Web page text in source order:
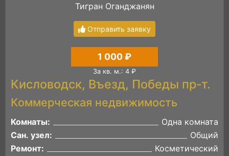
Тигран Оганджанян
Отправить заявку
1 000 ₽
За кв. м.: 4 ₽
Кисловодск, Въезд, Победы пр-т.
Коммерческая недвижимость
Комнаты:
Одна комната
Сан. узел:
Общий
Ремонт:
Косметический